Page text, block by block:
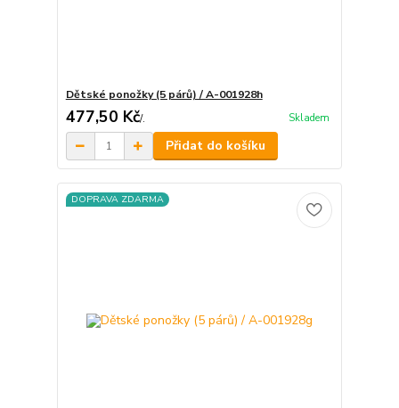
Dětské ponožky (5 párů) / A-001928h
477,50 Kč/. Skladem
Přidat do košíku
DOPRAVA ZDARMA